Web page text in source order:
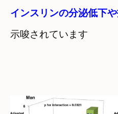
インスリンの分泌低下
示唆されています